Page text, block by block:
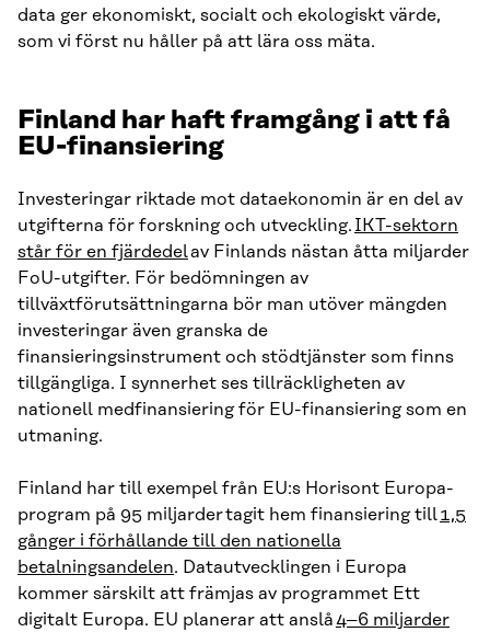
data ger ekonomiskt, socialt och ekologiskt värde,
som vi först nu håller på att lära oss mäta.
Finland har haft framgång i att få
EU-finansiering
Investeringar riktade mot dataekonomin är en del av
utgifterna för forskning och utveckling. IKT-sektorn
står för en fjärdedelav Finlands nästan åtta miljarder
FoU-utgifter. För bedömningen av
tillväxtförutsättningarna bör man utöver mängden
investeringar även granska de
finansieringsinstrument och stödtjänster som finns
tillgängliga. I synnerhet ses tillräckligheten av
nationell medfinansiering för EU-finansiering som en
utmaning.
Finland har till exempel från EU:s Horisont Europa-
program på 95 miljarder tagit hem finansiering till1,5
gånger i förhållande till den nationella
betalningsandelen. Datautvecklingen i Europa
kommer särskilt att främjas av programmet Ett
digitalt Europa. EU planerar att anslå4–6 miljarder